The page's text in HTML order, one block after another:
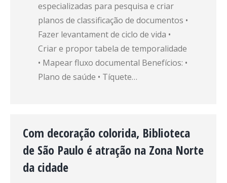
especializadas para pesquisa e criar
planos de classificação de documentos •
Fazer levantament de ciclo de vida •
Criar e propor tabela de temporalidade
• Mapear fluxo documental Benefícios: •
Plano de saúde • Tíquete…
Com decoração colorida, Biblioteca
de São Paulo é atração na Zona Norte
da cidade